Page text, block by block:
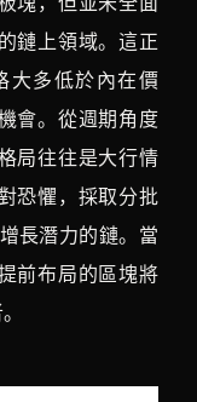
鏈上領域。這正
大多低於內在價
會。從週期角度
局往往是大行情
恐懼，採取分批
長潛力的鏈。當
前布局的區塊將